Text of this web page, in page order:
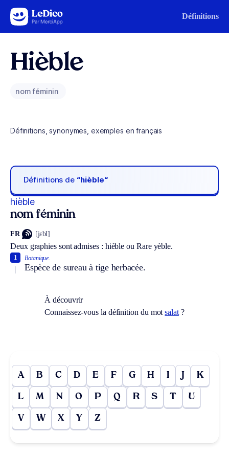
Aller au contenu Définitions
Hièble
nom féminin
Définitions, synonymes, exemples en français
Définitions de “hièble“
hièble
nom féminin
FR [jɛbl]
Deux graphies sont admises : hièble ou Rare yèble.
Botanique.
Espèce de sureau à tige herbacée.
1
À découvrir
Connaissez-vous la définition du motsalat?
A B C D E F G H I J K
L M N O P Q R S T U
V W X Y Z